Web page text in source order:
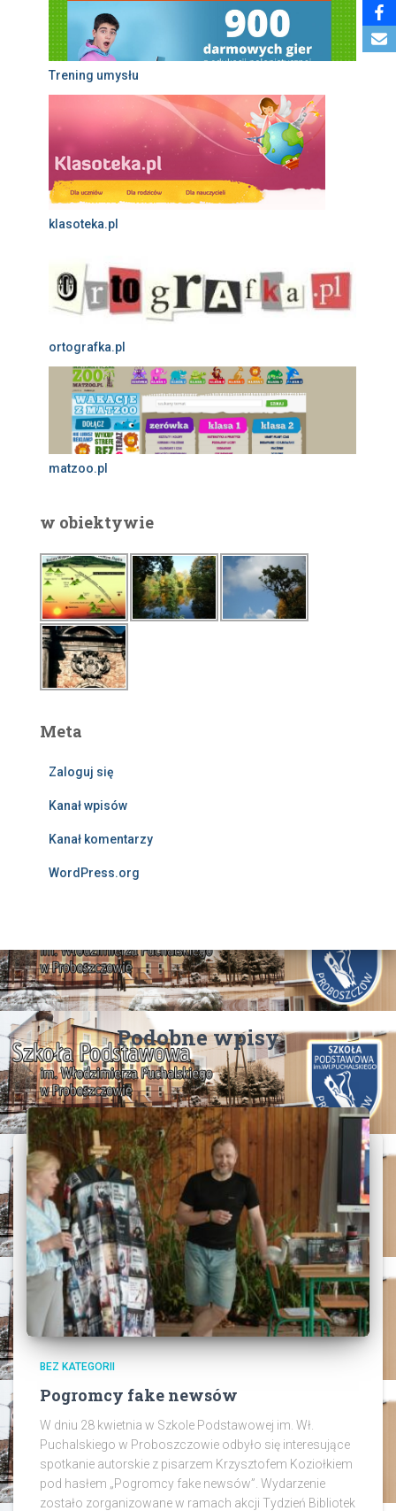
Trening umysłu
klasoteka.pl
ortografka.pl
matzoo.pl
w obiektywie
Meta
Zaloguj się
Kanał wpisów
Kanał komentarzy
WordPress.org
Podobne wpisy
BEZ KATEGORII
Pogromcy fake newsów
W dniu 28 kwietnia w Szkole Podstawowej im. Wł.
Puchalskiego w Proboszczowie odbyło się interesujące
spotkanie autorskie z pisarzem Krzysztofem Koziołkiem
pod hasłem „Pogromcy fake newsów”. Wydarzenie
zostało zorganizowane w ramach akcji Tydzień Bibliotek